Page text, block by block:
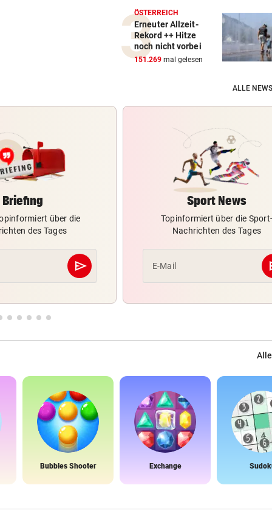
ÖSTERREICH
Erneuter Allzeit-
Rekord ++ Hitze
noch nicht vorbei
151.269 mal gelesen
ALLE
Briefing
über die
des Tages
send
Abschicken
Sport News
Topinformiert über die Sport-
Nachrichten des Tages
E-Mail
Bubbles Shooter Exchange